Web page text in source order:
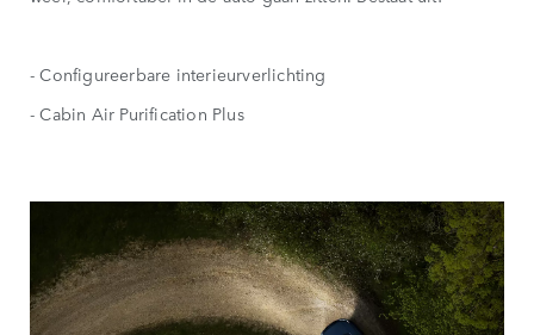
- Configureerbare interieurverlichting
- Cabin Air Purification Plus